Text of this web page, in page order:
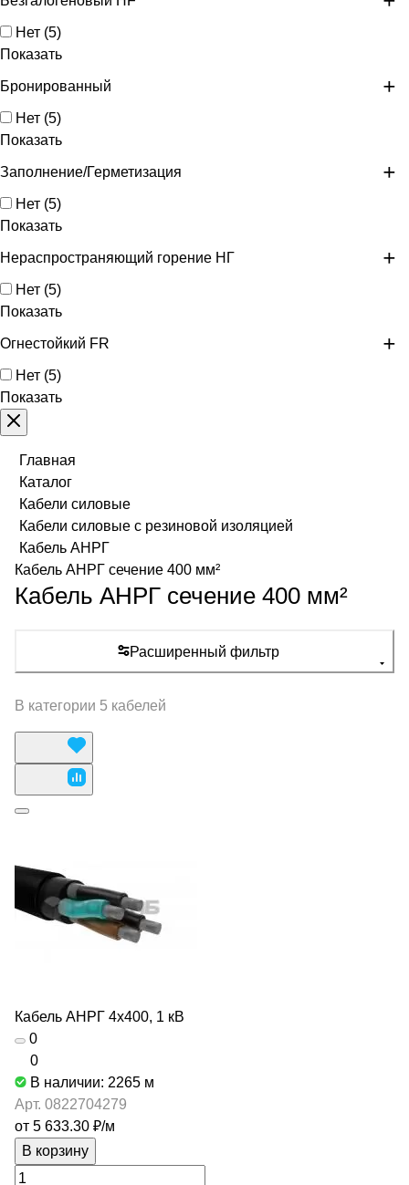
Нет (5)
Показать
Бронированный
Нет (5)
Показать
Заполнение/Герметизация
Нет (5)
Показать
Нераспространяющий горение НГ
Нет (5)
Показать
Огнестойкий FR
Нет (5)
Показать
Главная
Каталог
Кабели силовые
Кабели силовые с резиновой изоляцией
Кабель АНРГ
Кабель АНРГ сечение 400 мм²
Кабель АНРГ сечение 400 мм²
Расширенный фильтр
В категории 5 кабелей
Кабель АНРГ 4х400, 1 кВ
0
0
В наличии: 2265 м
Арт. 0822704279
от 5 633.30 ₽/м
В корзину